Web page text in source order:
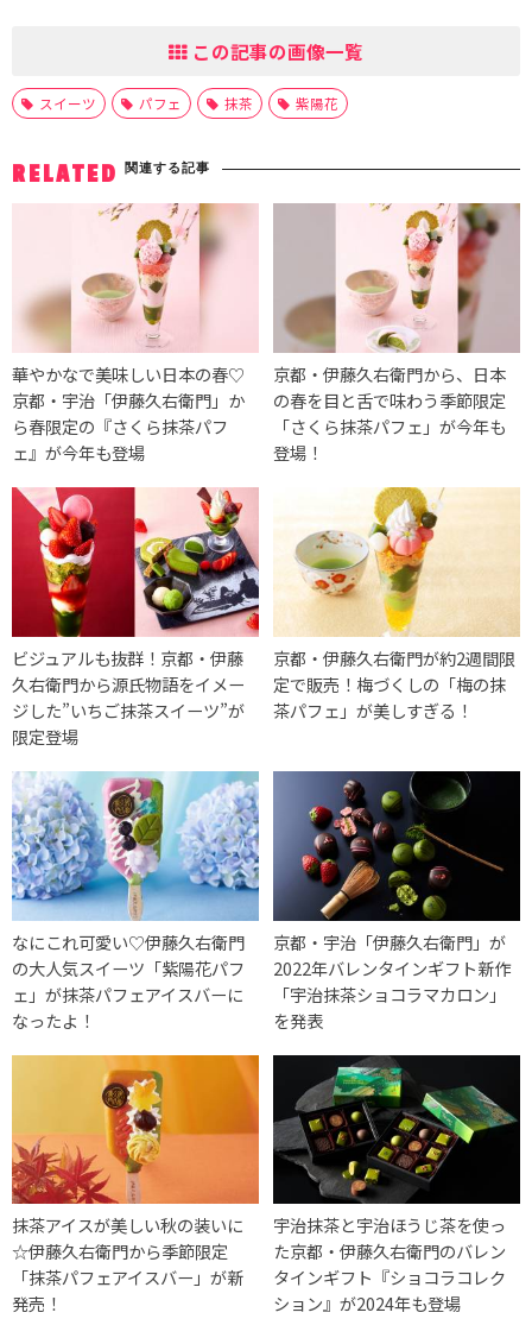
この記事の画像一覧
スイーツ パフェ 抹茶 紫陽花
RELATED 関連する記事
華やかなで美味しい日本の春♡
京都・宇治「伊藤久右衛門」か
ら春限定の『さくら抹茶パフ
ェ』が今年も登場
京都・伊藤久右衛門から、日本
の春を目と舌で味わう季節限定
「さくら抹茶パフェ」が今年も
登場！
ビジュアルも抜群！京都・伊藤
久右衛門から源氏物語をイメー
ジした”いちご抹茶スイーツ”が
限定登場
京都・伊藤久右衛門が約2週間限
定で販売！梅づくしの「梅の抹
茶パフェ」が美しすぎる！
なにこれ可愛い♡伊藤久右衛門
の大人気スイーツ「紫陽花パフ
ェ」が抹茶パフェアイスバーに
なったよ！
京都・宇治「伊藤久右衛門」が
2022年バレンタインギフト新作
「宇治抹茶ショコラマカロン」
を発表
抹茶アイスが美しい秋の装いに
☆伊藤久右衛門から季節限定
「抹茶パフェアイスバー」が新
発売！
宇治抹茶と宇治ほうじ茶を使っ
た京都・伊藤久右衛門のバレン
タインギフト『ショコラコレク
ション』が2024年も登場